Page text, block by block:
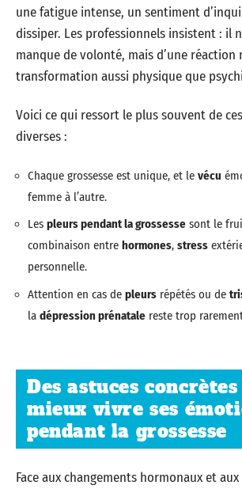
une fatigue intense, un sentiment
dissiper. Les professionnels insistent : il
manque de volonté, mais d’une réaction
transformation aussi physique que
Voici ce qui ressort le plus souvent de
diverses :
Chaque grossesse est unique, et le vécu
femme à l’autre.
Les pleurs pendant la grossesse sont le
combinaison entre hormones, stress
personnelle.
Attention en cas de pleurs répétés ou de
la dépression prénatale reste trop
Des astuces
mieux vivre ses
pendant la grossesse
Face aux changements hormonaux et